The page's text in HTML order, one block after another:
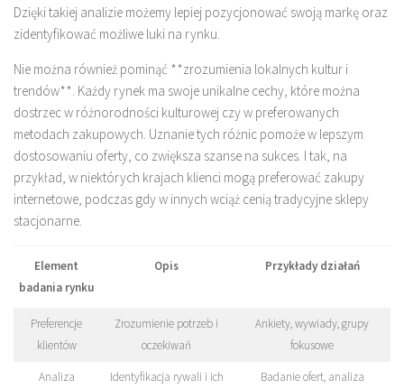
Dzięki takiej analizie możemy lepiej pozycjonować swoją markę oraz
zidentyfikować możliwe luki na rynku.
Nie można również pominąć **zrozumienia lokalnych kultur i
trendów**. Każdy rynek ma swoje unikalne cechy, które można
dostrzec w różnorodności kulturowej czy w preferowanych
metodach zakupowych. Uznanie tych różnic pomoże w lepszym
dostosowaniu oferty, co zwiększa szanse na sukces. I tak, na
przykład, w niektórych krajach klienci mogą preferować zakupy
internetowe, podczas gdy w innych wciąż cenią tradycyjne sklepy
stacjonarne.
Element
badania rynku
Opis Przykłady działań
Preferencje
klientów
Zrozumienie potrzeb i
oczekiwań
Ankiety, wywiady, grupy
fokusowe
Analiza
Identyfikacja rywali i ich
Badanie ofert, analiza